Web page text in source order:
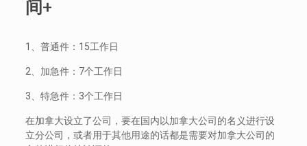
间+
1、普通件：15工作日
2、加急件：7个工作日
3、特急件：3个工作日
在加拿大设立了公司，要在国内以加拿大公司的名义进行设
立分公司，或者用于其他用途的话都是需要对加拿大公司的